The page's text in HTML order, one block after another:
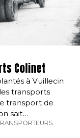
Colinet
à Vuillecin
transports
transport de
sait…